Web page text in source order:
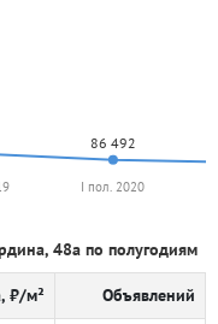
86 492
I пол. 2020
48а по полугодиям
₽/м² Объявлений